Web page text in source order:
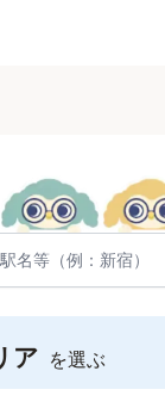
ア を選ぶ